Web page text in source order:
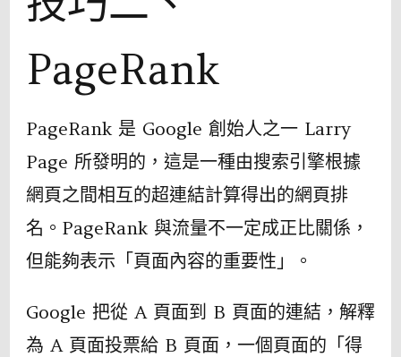
PageRank
PageRank 是 Google 創始人之一 Larry
Page 所發明的，這是一種由搜索引擎根據
網頁之間相互的超連結計算得出的網頁排
名。PageRank 與流量不一定成正比關係，
但能夠表示「頁面內容的重要性」。
Google 把從 A 頁面到 B 頁面的連結，解釋
為 A 頁面投票給 B 頁面，一個頁面的「得